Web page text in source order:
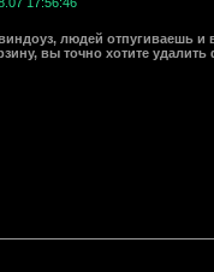
людей отпугиваешь
вы точно хотите